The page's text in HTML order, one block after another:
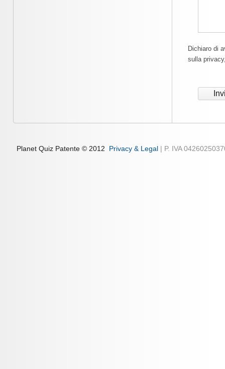
Dichiaro di
sulla
Planet Quiz Patente © 2012 Privacy & Legal | P. IVA